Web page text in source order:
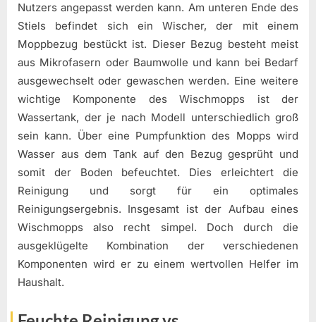
Nutzers angepasst werden kann. Am unteren Ende des
Stiels befindet sich ein Wischer, der mit einem
Moppbezug bestückt ist. Dieser Bezug besteht meist
aus Mikrofasern oder Baumwolle und kann bei Bedarf
ausgewechselt oder gewaschen werden. Eine weitere
wichtige Komponente des Wischmopps ist der
Wassertank, der je nach Modell unterschiedlich groß
sein kann. Über eine Pumpfunktion des Mopps wird
Wasser aus dem Tank auf den Bezug gesprüht und
somit der Boden befeuchtet. Dies erleichtert die
Reinigung und sorgt für ein optimales
Reinigungsergebnis. Insgesamt ist der Aufbau eines
Wischmopps also recht simpel. Doch durch die
ausgeklügelte Kombination der verschiedenen
Komponenten wird er zu einem wertvollen Helfer im
Haushalt.